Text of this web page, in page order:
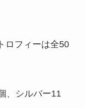
ロフィーは全50
、シルバー11